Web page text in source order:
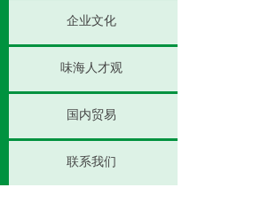
企业文化
味海人才观
国内贸易
联系我们